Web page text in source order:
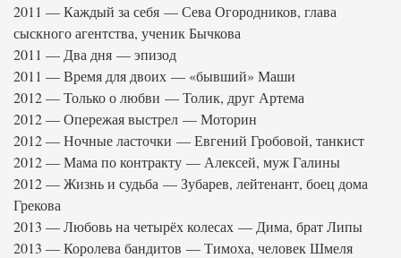
2011 — Каждый за себя — Сева Огородников, глава
сыскного агентства, ученик Бычкова
2011 — Два дня — эпизод
2011 — Время для двоих — «бывший» Маши
2012 — Только о любви — Толик, друг Артема
2012 — Опережая выстрел — Моторин
2012 — Ночные ласточки — Евгений Гробовой, танкист
2012 — Мама по контракту — Алексей, муж Галины
2012 — Жизнь и судьба — Зубарев, лейтенант, боец дома
Грекова
2013 — Любовь на четырёх колесах — Дима, брат Липы
2013 — Королева бандитов — Тимоха, человек Шмеля